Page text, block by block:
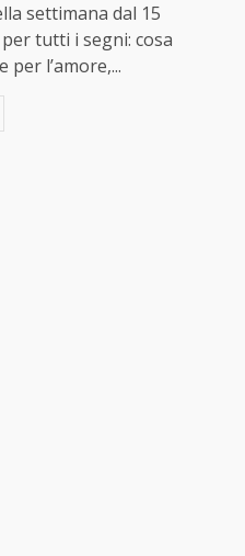
settimana dal 15
tutti i segni: cosa
per l’amore,...